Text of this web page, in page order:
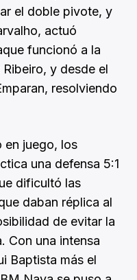
el doble pivote, y
actuó
funcionó a la
y desde el
resolviendo
en juego, los
una defensa 5:1
dificultó las
daban réplica al
de evitar la
Con una intensa
Baptista más el